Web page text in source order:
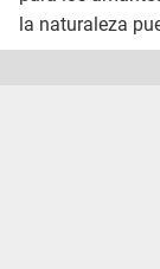
la naturaleza